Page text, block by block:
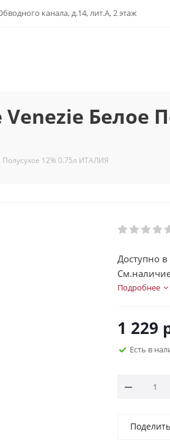
канала, д.14, лит.А, 2 этаж
Белое
12% 0.75л ИТАЛИЯ
Доступно в
Подробнее
1 229
Есть в